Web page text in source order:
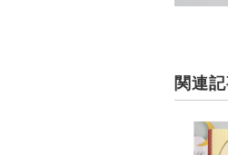
関連